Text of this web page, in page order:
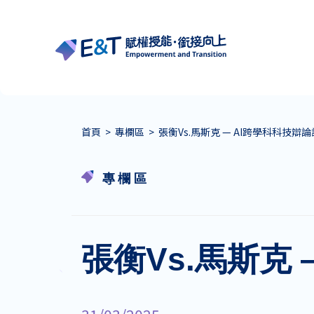
首頁 > 專欄區 > 張衡Vs.馬斯克 — AI跨學科科技辯論
專欄區
張衡Vs.馬斯克